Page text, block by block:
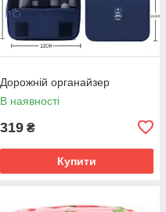
Дорожній органайзер
В наявності
319 ₴
Купити